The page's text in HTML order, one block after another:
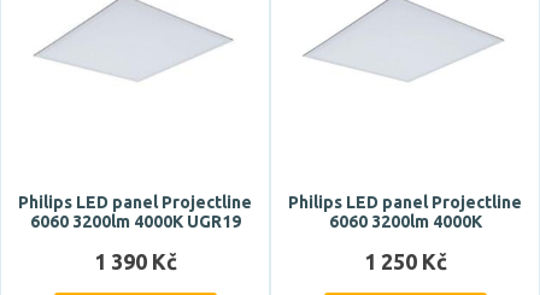
studená bílá
studená denní bílá
Philips LED panel Projectline
6060 3200lm 4000K UGR19
1 390 Kč
Philips LED panel Projectline
6060 3200lm 4000K
1 250 Kč